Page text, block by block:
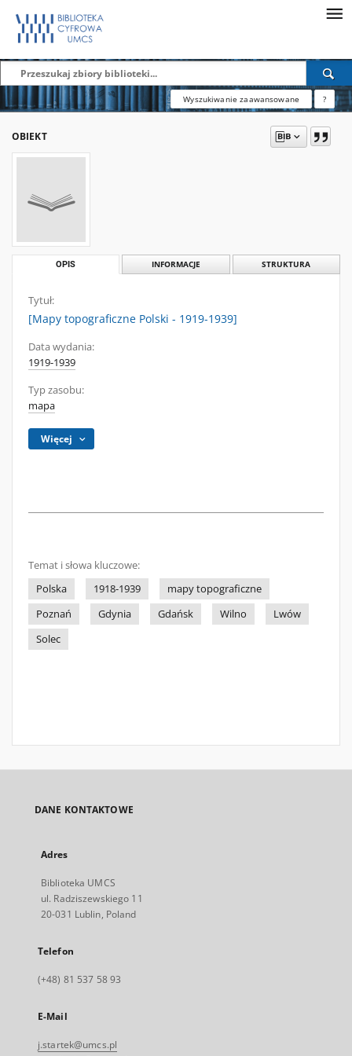
Wyszukiwanie zaawansowane ?
OBIEKT
OPIS INFORMACJE STRUKTURA
Tytuł:
[Mapy topograficzne Polski - 1919-1939]
Data wydania:
1919-1939
Typ zasobu:
mapa
Więcej
Temat i słowa kluczowe:
Polska
1918-1939
mapy topograficzne
Poznań
Gdynia Gdańsk Wilno
Lwów
Solec
DANE KONTAKTOWE
Adres
Biblioteka UMCS
ul. Radziszewskiego 11
20-031 Lublin, Poland
Telefon
(+48) 81 537 58 93
E-Mail
j.startek@umcs.pl